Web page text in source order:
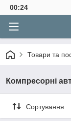
00:24
Товари та
Компресорні
Сортування